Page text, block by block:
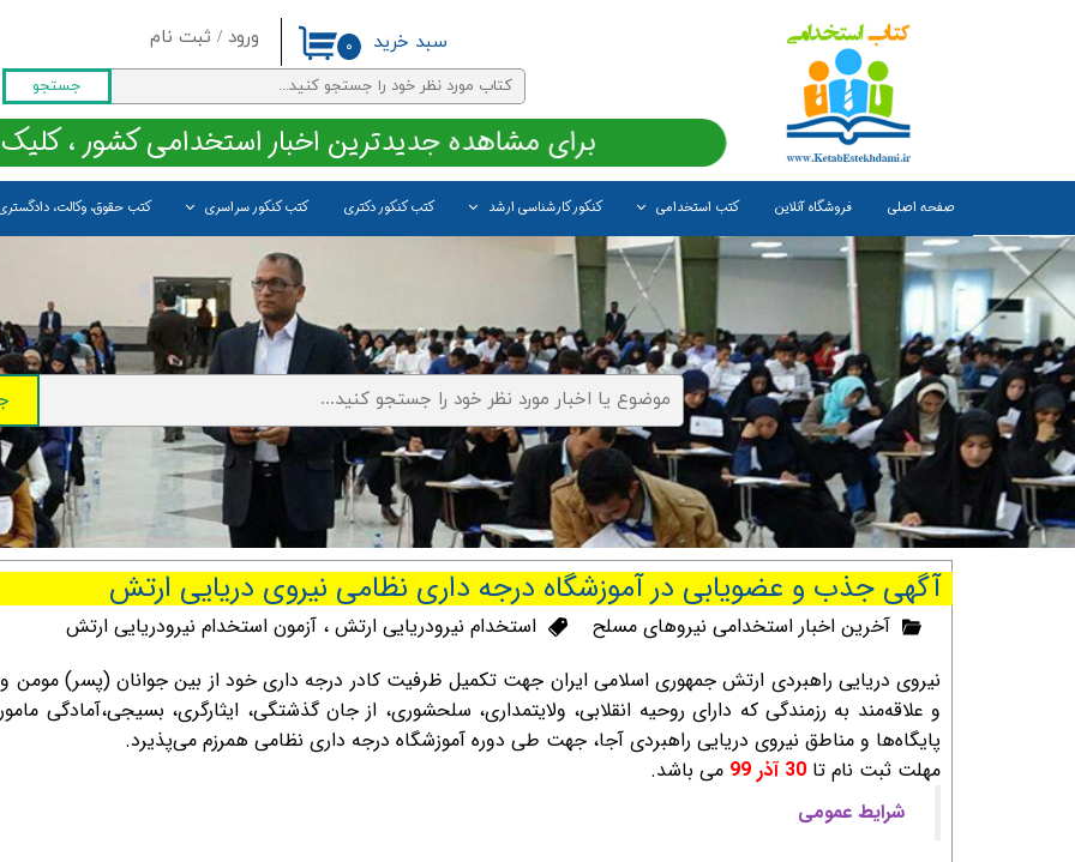
ورود / ثبت نام
حساب کاربری من
تغییر گذر واژه
سفارشات
خروج از حساب کاربری
جستجو
صفحه اصلی فروشگاه آنلاین کتب استخدامی کنکور کارشناسی ارشد کتب کنکور دکتری کتب کنکور سراسری کتب حقوق، وکالت،
۰ سبد خرید
برای مشاهده جدیدترین اخبار استخدامی کشور ، کلیک
آگهی جذب و عضویابی در آموزشگاه درجه داری نظامی نیروی دریایی ارتش
آخرین اخبار استخدامی نیروهای مسلح استخدام نیرودریایی ارتش ، آزمون استخدام نیرودریایی ارتش
نیروی دریایی راهبردی ارتش جمهوری اسلامی ایران جهت تکمیل ظرفیت کادر درجه داری خود از بین جوانان (پسر) مومن
و علاقه‌مند به رزمندگی که دارای روحیه انقلابی، ولایتمداری، سلحشوری، از جان گذشتگی، ایثارگری، بسیجی،آمادگی
پایگاه‌ها و مناطق نیروی دریایی راهبردی آجا، جهت طی دوره آموزشگاه درجه داری نظامی همرزم می‌پذیرد.
مهلت ثبت نام تا 30 آذر 99
می باشد.
شرايط عمومی